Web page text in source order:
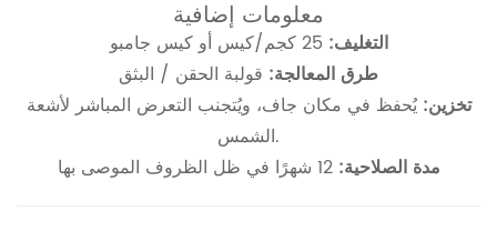
معلومات إضافية
التغليف: 25 كجم/كيس أو كيس جامبو
طرق المعالجة: قولبة الحقن / البثق
تخزين:يُحفظ في مكان جاف، ويُتجنب التعرض المباشر لأشعة
الشمس.
مدة الصلاحية:12 شهرًا في ظل الظروف الموصى بها